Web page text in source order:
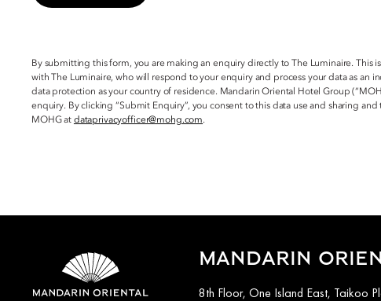
By submitting this form, you are making an enquiry directly to The Luminaire.
with The Luminaire, who will respond to your enquiry and process your data as
data protection as your country of residence. Mandarin Oriental Hotel Group
enquiry. By clicking “Submit Enquiry”, you consent to this data use and sharing
MOHG at dataprivacyofficer@mohg.com.
MANDARIN
8th Floor, One Island East, Taikoo